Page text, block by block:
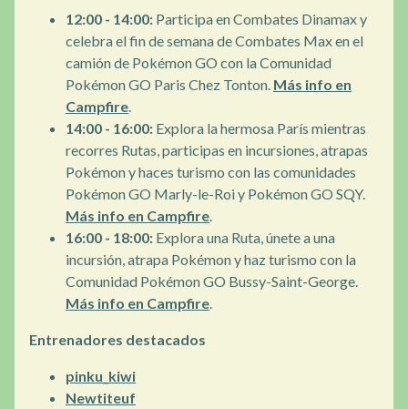
12:00 - 14:00: Participa en Combates Dinamax y
celebra el fin de semana de Combates Max en el
camión de Pokémon GO con la Comunidad
Pokémon GO Paris Chez Tonton. Más info en
Campfire
14:00 - 16:00: Explora la hermosa París mientras
recorres Rutas, participas en incursiones, atrapas
Pokémon y haces turismo con las comunidades
Pokémon GO Marly-le-Roi y Pokémon GO SQY.
Más info en Campfire
16:00 - 18:00: Explora una Ruta, únete a una
incursión, atrapa Pokémon y haz turismo con la
Comunidad Pokémon GO Bussy-Saint-George.
Más info en Campfire
Entrenadores destacados
pinku_kiwi
Newtiteuf